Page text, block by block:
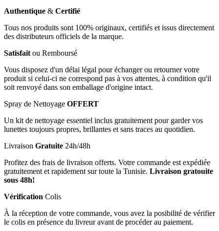
Authentique & Certifié
Tous nos produits sont 100% originaux, certifiés et issus directement
des distributeurs officiels de la marque.
Satisfait ou Remboursé
Vous disposez d'un délai légal pour échanger ou retourner votre
produit si celui-ci ne correspond pas à vos attentes, à condition qu'il
soit renvoyé dans son emballage d'origine intact.
Spray de Nettoyage OFFERT
Un kit de nettoyage essentiel inclus gratuitement pour garder vos
lunettes toujours propres, brillantes et sans traces au quotidien.
Livraison Gratuite 24h/48h
Profitez des frais de livraison offerts. Votre commande est expédiée
gratuitement et rapidement sur toute la Tunisie. Livraison gratouite
sous 48h!
Vérification Colis
À la réception de votre commande, vous avez la posibilité de vérifier
le colis en présence du livreur avant de procéder au paiement.